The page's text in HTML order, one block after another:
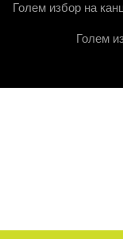
Голем избор на
Голем